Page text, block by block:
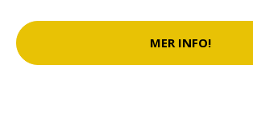
MER INFO!